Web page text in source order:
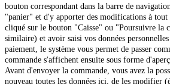
bouton correspondant dans la barre de
"panier" et d'y apporter des modifications à
cliqué sur le bouton "Caisse" ou "Poursuivre la
similaire) et avoir saisi vos données
paiement, le système vous permet de passer
commande s'affichent ensuite sous forme
Avant d'envoyer la commande, vous avez la
nouveau toutes les données ici, de les modifier